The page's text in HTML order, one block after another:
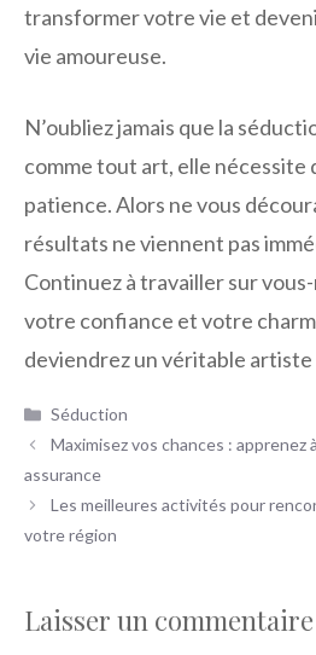
transformer votre vie et
vie amoureuse.
N’oubliez jamais que la
comme tout art, elle nécessite
patience. Alors ne vous
résultats ne viennent pas
Continuez à travailler sur
votre confiance et votre
deviendrez un véritable artiste
Catégories
Séduction
Maximisez vos chances : apprenez
assurance
Les meilleures activités pour
votre région
Laisser un commentaire